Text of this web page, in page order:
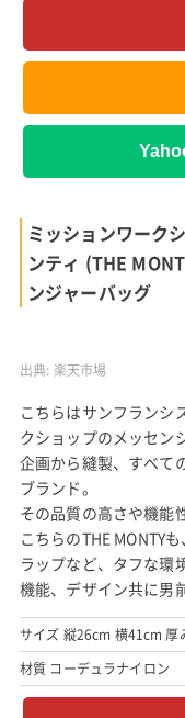
ミッションワーク
ンティ (THE
ンジャーバッグ